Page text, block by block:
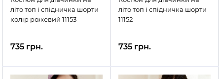
літо топ і спідничка шорти
колір рожевий 11153
735 грн.
літо топ і спідничка шорти
11152
735 грн.